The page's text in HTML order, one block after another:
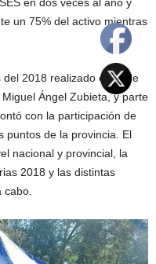
en dos veces al año y
un 75% del activo mientras
del 2018 realizado el 10 de
Ángel Zubieta, y parte
con la participación de
puntos de la provincia. El
nacional y provincial, la
2018 y las distintas
cabo.